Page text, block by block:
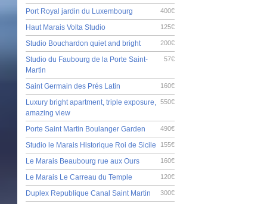
400€
Port Royal jardin du Luxembourg
125€
Haut Marais Volta Studio
200€
Studio Bouchardon quiet and bright
57€
Studio du Faubourg de la Porte Saint-
Martin
160€
Saint Germain des Prés Latin
550€
Luxury bright apartment, triple exposure,
amazing view
490€
Porte Saint Martin Boulanger Garden
155€
Studio le Marais Historique Roi de Sicile
160€
Le Marais Beaubourg rue aux Ours
120€
Le Marais Le Carreau du Temple
300€
Duplex Republique Canal Saint Martin